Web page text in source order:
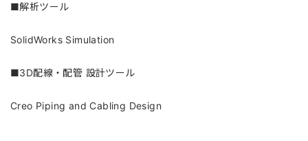
■解析ツール
SolidWorks Simulation
■3D配線・配管 設計ツール
Creo Piping and Cabling Design